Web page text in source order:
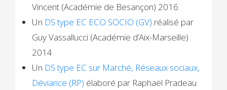
Vincent (Académie de Besançon) 2016
Un DS type EC ECO SOCIO (GV) réalisé par
Guy Vassallucci (Académie d’Aix-Marseille)
2014
Un DS type EC sur Marché, Réseaux sociaux,
Déviance (RP) élaboré par Raphaël Pradeau